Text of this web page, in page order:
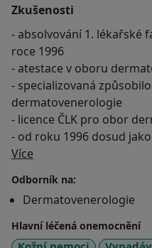
Zkušenosti
- absolvování 1. lékařské
roce 1996
- atestace v oboru
- specializovaná
dermatovenerologie
- licence ČLK pro obor
- od roku 1996 dosud
Skincentre s.r.o. v Praze 10
- od roku 2016 provozuje
ambulance Zárubova
- v rámci praxe a stáží
klinice ÚVN a FNKV, na
pracovišti dětské
Více
Odborník na:
Dermatovenerologie
Hlavní léčená onemocnění